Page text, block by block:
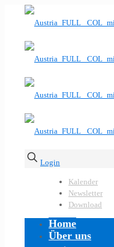
Login
Kalender
Newsletter
Download
Home
Über uns